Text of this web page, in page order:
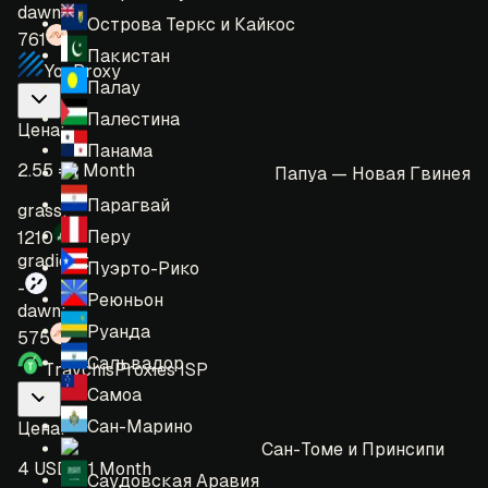
Острова Теркс и Кайкос
Пакистан
Палау
Палестина
Панама
Папуа — Новая Гвинея
Парагвай
Перу
Пуэрто-Рико
Реюньон
Руанда
Сальвадор
Самоа
Сан-Марино
Сан-Томе и Принсипи
Саудовская Аравия
dawn:
761
YouProxy
Цена:
2.55 = 1 Month
grass:
1210
gradient:
-
dawn:
575
TravchisProxies ISP
Цена:
4 USD = 1 Month